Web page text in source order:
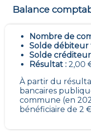
Balance
Nombre de
Solde débiteur
Solde
Résultat : 2,00
À partir du
bancaires
commune (en
bénéficiaire de 2